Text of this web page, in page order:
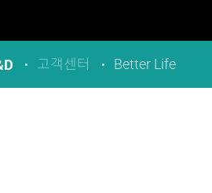
고객센터 Better Life